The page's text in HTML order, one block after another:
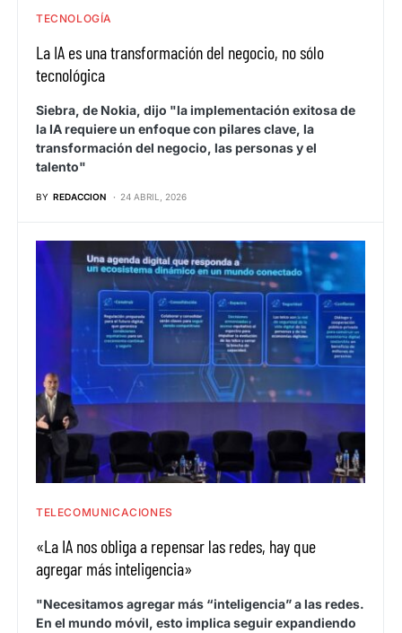
TECNOLOGÍA
La IA es una transformación del negocio, no sólo
tecnológica
Siebra, de Nokia, dijo "la implementación exitosa de
la IA requiere un enfoque con pilares clave, la
transformación del negocio, las personas y el
talento"
BY REDACCION 24 ABRIL, 2026
TELECOMUNICACIONES
«La IA nos obliga a repensar las redes, hay que
agregar más inteligencia»
"Necesitamos agregar más “inteligencia” a las redes.
En el mundo móvil, esto implica seguir expandiendo